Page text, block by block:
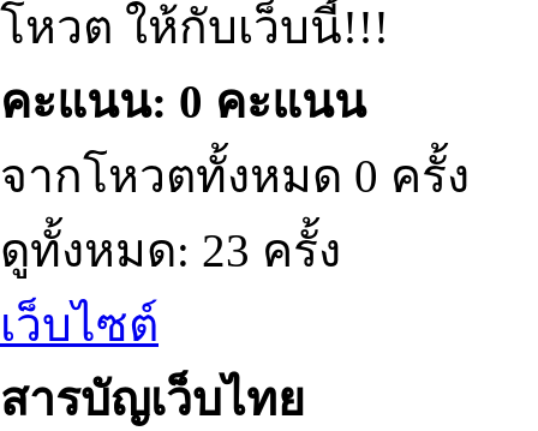
โหวต ให้กับเว็บนี้!!!
คะแนน: 0 คะแนน
จากโหวตทั้งหมด 0 ครั้ง
ดูทั้งหมด: 23 ครั้ง
เว็บไซต์
สารบัญเว็บไทย